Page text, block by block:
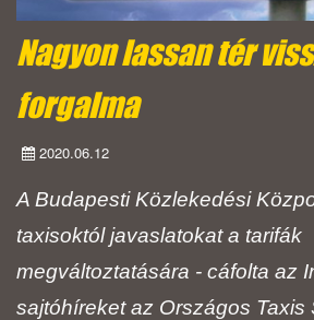
Nagyon lassan tér
forgalma
2020.06.12
A Budapesti Közlekedési
taxisoktól javaslatokat a tarifák
megváltoztatására - cáfolta az
sajtóhíreket az Országos Taxis